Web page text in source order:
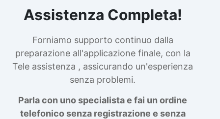
Assistenza Completa!
Forniamo supporto continuo dalla
preparazione all'applicazione finale, con la
Tele assistenza , assicurando un'esperienza
senza problemi.
Parla con uno specialista e fai un ordine
telefonico senza registrazione e senza